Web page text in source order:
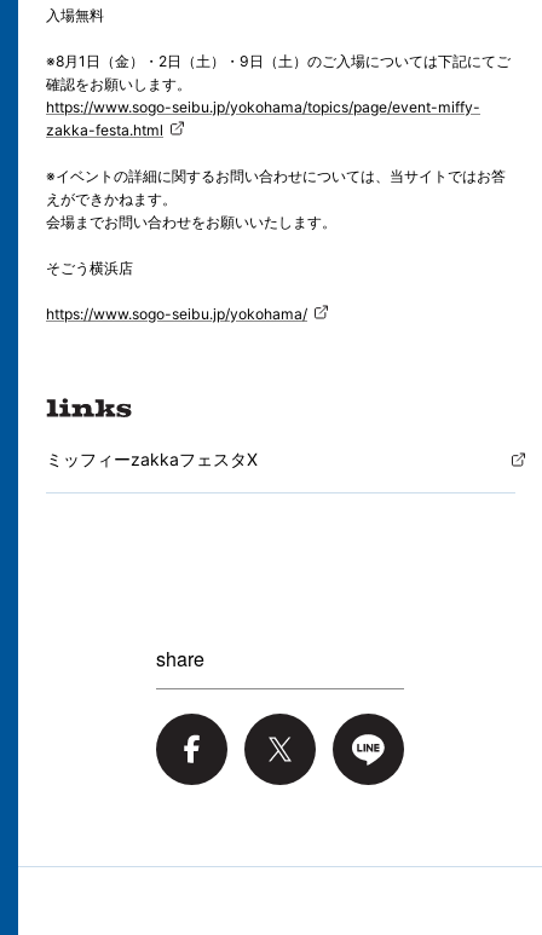
入場無料
※8月1日（金）・2日（土）・9日（土）のご入場については下記にてご
確認をお願いします。
https://www.sogo-seibu.jp/yokohama/topics/page/event-miffy-
zakka-festa.html
※イベントの詳細に関するお問い合わせについては、当サイトではお答
えができかねます。
会場までお問い合わせをお願いいたします。
そごう横浜店
https://www.sogo-seibu.jp/yokohama/
ミッフィーzakkaフェスタX
share